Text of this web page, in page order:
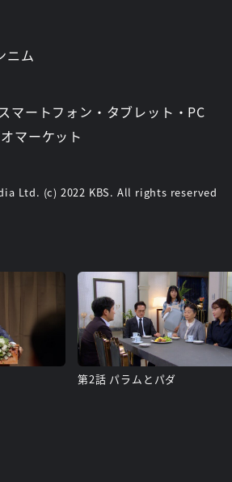
ニム
マートフォン・タブレット・PC
マーケット
Ltd. (c) 2022 KBS. All rights reserved
第2話 パラムとパダ